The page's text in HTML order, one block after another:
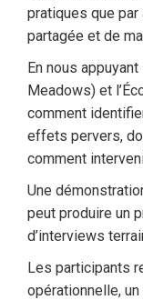
pratiques que
partagée et de
En nous
Meadows) et
comment
effets pervers,
comment
Une
peut produire un
d’interviews
Les participants
opérationnelle,